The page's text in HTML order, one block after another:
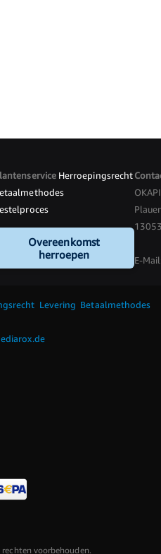
Herroepingsrecht
Overeenkomst
herroepen
E-
Levering Betaalmethodes
voorbehouden.